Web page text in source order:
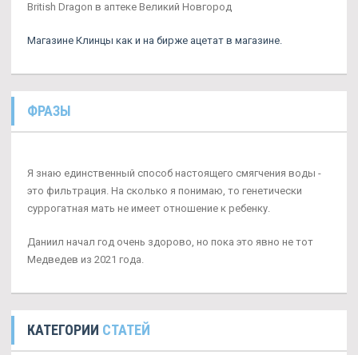
British Dragon в аптеке Великий Новгород
Магазине Клинцы как и на бирже ацетат в магазине.
ФРАЗЫ
Я знаю единственный способ настоящего смягчения воды -
это фильтрация. На сколько я понимаю, то генетически
суррогатная мать не имеет отношение к ребенку.
Даниил начал год очень здорово, но пока это явно не тот
Медведев из 2021 года.
КАТЕГОРИИ СТАТЕЙ